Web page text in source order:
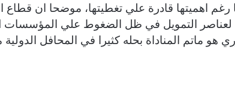
رغم اهميتها قادرة علي تغطيتها، موضحا ان قطاع
لعناصر التمويل في ظل الضغوط علي المؤسسات
هو ماتم المناداة بحله كثيرا في المحافل